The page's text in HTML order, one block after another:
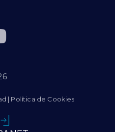
| Política de Cookies